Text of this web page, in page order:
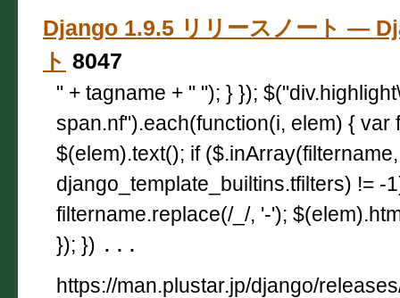
Django 1.9.5 リリースノート —
ト 8047
" + tagname + " "); } });
span.nf").each(function(i, elem) { var
$(elem).text(); if ($.inArray(filtername,
django_template_builtins.tfilters) != -
filtername.replace(/_/, '-');
}); }) ...
https://man.plustar.jp/django/